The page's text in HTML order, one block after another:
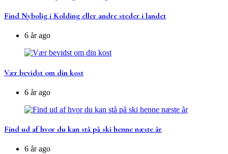
Find Nybolig i Kolding eller andre steder i landet
6 år ago
Vær bevidst om din kost
6 år ago
Find ud af hvor du kan stå på ski henne næste år
6 år ago